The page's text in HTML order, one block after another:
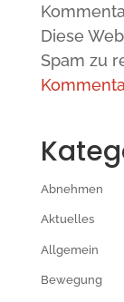
Diese
Spam zu
Abnehmen
Aktuelles
Allgemein
Bewegung